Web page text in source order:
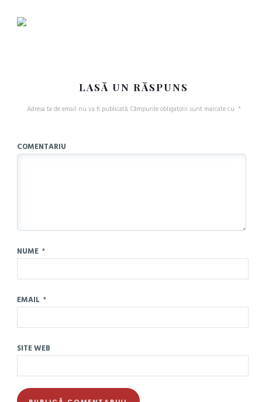
LASĂ UN RĂSPUNS
Adresa ta de email nu va fi publicată.Câmpurile obligatorii sunt marcate cu *
COMENTARIU
NUME *
EMAIL *
SITE WEB